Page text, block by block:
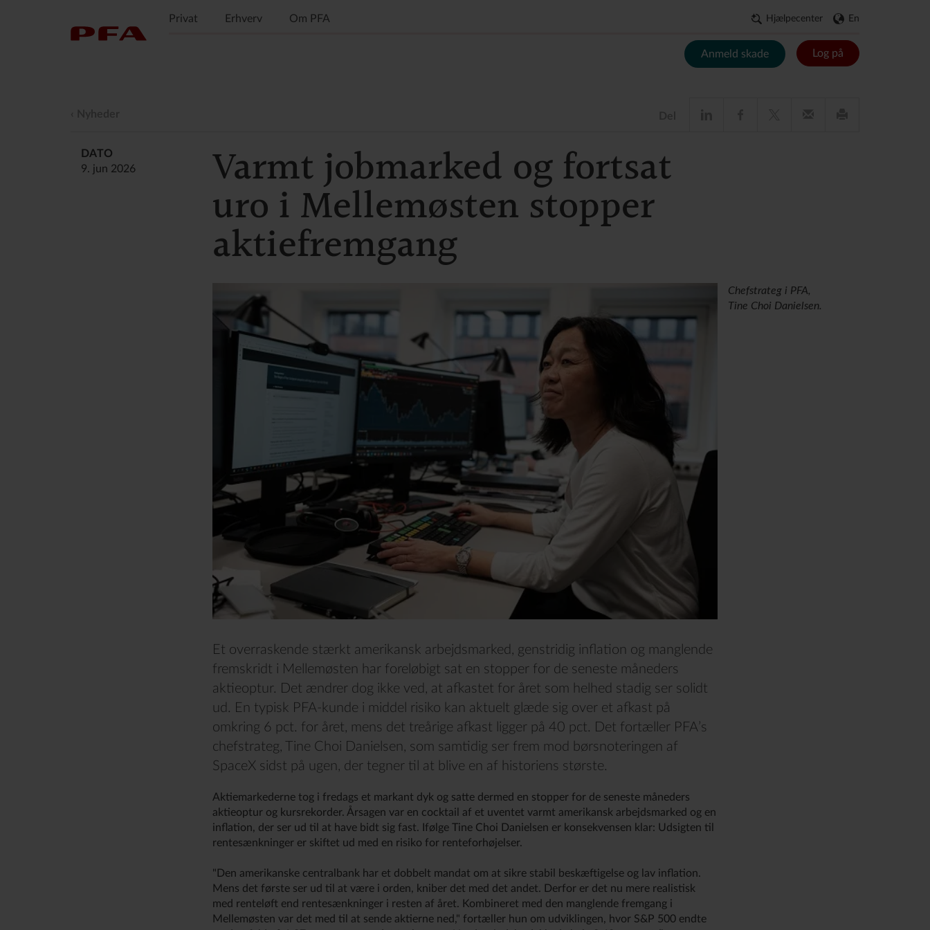
Privat Erhverv Om PFA Hjælpecenter En
Anmeld skade Log på
DATO
9. jun 2026
Varmt jobmarked og fortsat
uro i Mellemøsten stopper
aktiefremgang
Chefstrateg i PFA,
Tine Choi Danielsen.
Et overraskende stærkt amerikansk arbejdsmarked, genstridig inflation og manglende
fremskridt i Mellemøsten har foreløbigt sat en stopper for de seneste måneders
aktieoptur. Det ændrer dog ikke ved, at afkastet for året som helhed stadig ser solidt
ud. En typisk PFA-kunde i middel risiko kan aktuelt glæde sig over et afkast på
omkring 6 pct. for året, mens det treårige afkast ligger på 40 pct. Det fortæller PFA’s
chefstrateg, Tine Choi Danielsen, som samtidig ser frem mod børsnoteringen af
SpaceX sidst på ugen, der tegner til at blive en af historiens største.
Aktiemarkederne tog i fredags et markant dyk og satte dermed en stopper for de seneste måneders
aktieoptur og kursrekorder. Årsagen var en cocktail af et uventet varmt amerikansk arbejdsmarked og en
inflation, der ser ud til at have bidt sig fast. Ifølge Tine Choi Danielsen er konsekvensen klar: Udsigten til
rentesænkninger er skiftet ud med en risiko for renteforhøjelser.
"Den amerikanske centralbank har et dobbelt mandat om at sikre stabil beskæftigelse og lav inflation.
Mens det første ser ud til at være i orden, kniber det med det andet. Derfor er det nu mere realistisk
med renteløft end rentesænkninger i resten af året. Kombineret med den manglende fremgang i
Mellemøsten var det med til at sende aktierne ned," fortæller hun om udviklingen, hvor S&P 500 endte